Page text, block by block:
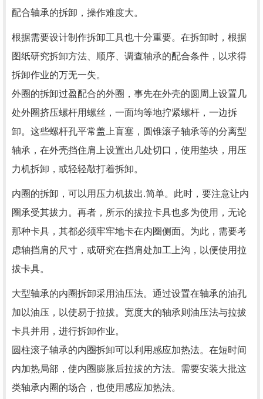
配合轴承的拆卸，操作难度大。
根据需要设计制作拆卸工具也十分重要。在拆卸时，根据
图纸研究拆卸方法、顺序、调查轴承的配合条件，以求得
拆卸作业的万无一失。
外圈的拆卸过盈配合的外圈，事先在外壳的圆周上设置几
处外圈挤压螺杆用螺丝，一面均等地拧紧螺杆，一边拆
卸。这些螺杆孔平常盖上盲塞，圆锥滚子轴承等的分离型
轴承，在外壳挡住肩上设置出几处切口，使用垫块，用压
力机拆卸，或轻轻敲打着拆卸。
内圈的拆卸，可以用压力机拔出.简单。此时，要注意让内
圈承受其拔力。再者，所示的拔拉卡具也多为使用，无论
那种卡具，其都必须牢牢地卡在内圈侧面。为此，需要考
虑轴挡肩的尺寸，或研究在挡肩处加工上沟，以便使用拉
拔卡具。
大型轴承的内圈拆卸采用油压法。通过设置在轴承的油孔
加以油压，以使易于拉拔。宽度大的轴承则油压法与拉拔
卡具并用，进行拆卸作业。
圆柱滚子轴承的内圈拆卸可以利用感应加热法。在短时间
内加热局部，使内圈膨胀后拉拔的方法。需要安装大批这
类轴承内圈的场合，也使用感应加热法。